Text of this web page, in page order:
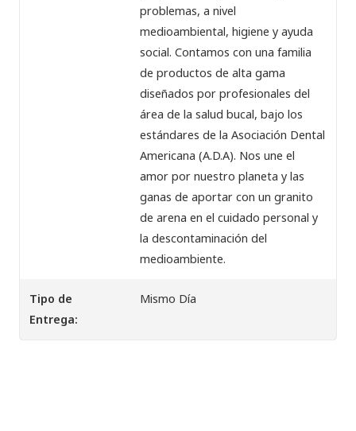
problemas, a nivel
medioambiental, higiene y ayuda
social. Contamos con una familia
de productos de alta gama
diseñados por profesionales del
área de la salud bucal, bajo los
estándares de la Asociación Dental
Americana (A.D.A). Nos une el
amor por nuestro planeta y las
ganas de aportar con un granito
de arena en el cuidado personal y
la descontaminación del
medioambiente.
Tipo de
Entrega:
Mismo Día